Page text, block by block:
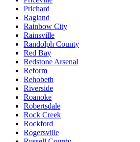
Prichard
Ragland
Rainbow City
Rainsville
Randolph County
Red Bay
Redstone Arsenal
Reform
Rehobeth
Riverside
Roanoke
Robertsdale
Rock Creek
Rockford
Rogersville